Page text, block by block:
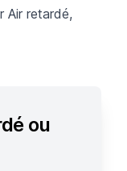
Air retardé,
ou